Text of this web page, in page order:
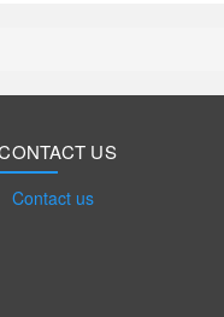
US
Contact us